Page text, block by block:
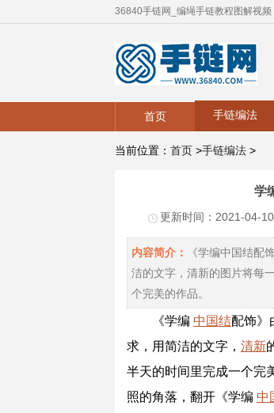
36840手链网_编绳手链教程图解视
首页
手链编法
当前位置： 首页 >手链编法 >
学
更新时间：2021-04-
内容简介：
《学编中国结配
洁的文字，清新的图片将每
个完美的作品。
《学编 中国结配饰》
求，用简洁的文字， 清新
半天的时间里完成一个完
照的角落，翻开《学编 中